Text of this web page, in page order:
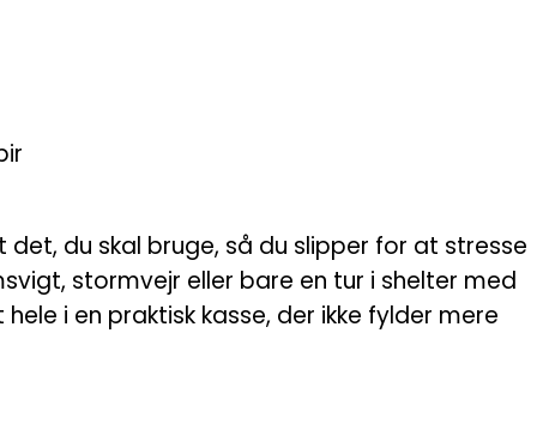
du skal bruge, så du slipper for at stresse
stormvejr eller bare en tur i shelter med
i en praktisk kasse, der ikke fylder mere